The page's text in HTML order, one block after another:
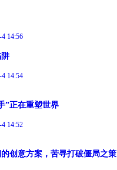
14:56
14:54
”正在重塑世界
14:52
创意方案，苦寻打破僵局之策